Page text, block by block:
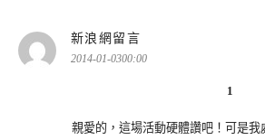
新浪網留言
示:
2014-01-0300:00
1
親愛的，這場活動硬體讚吧！可是